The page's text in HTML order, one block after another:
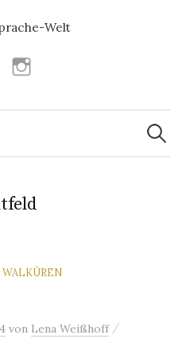
Facebook
Suchen
nach:
WALKÜREN
von Lena Weißhoff /